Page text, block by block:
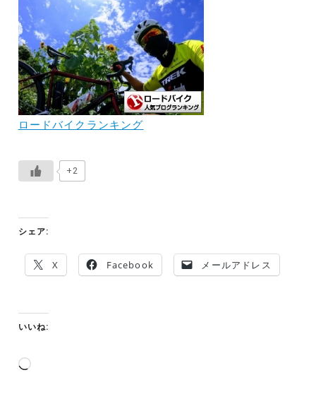
ロードバイクランキング
+2
シェア:
X Facebook メールアドレス
いいね:
読